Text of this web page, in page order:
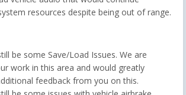
resources despite being out of range.
be some Save/Load Issues. We are
work in this area and would greatly
feedback from you on this.